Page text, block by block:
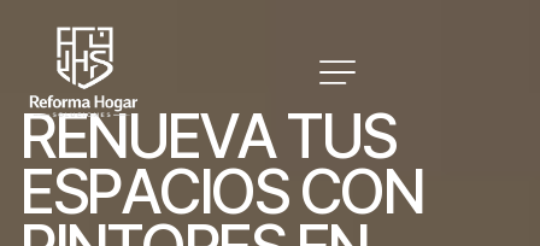
RENUEVATUS
ESPACIOS CON